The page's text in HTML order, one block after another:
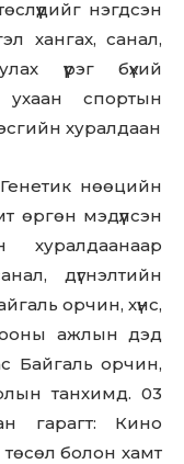
нэгдсэн
хангах, санал,
үүрэг бүхий
спортын
хуралдаан
нөөцийн
өргөн мэдүүлсэн
хуралдаанаар
дүгнэлтийн
орчин, хүнс,
ажлын дэд
Байгаль орчин,
танхимд. 03
гарагт: Кино
болон хамт